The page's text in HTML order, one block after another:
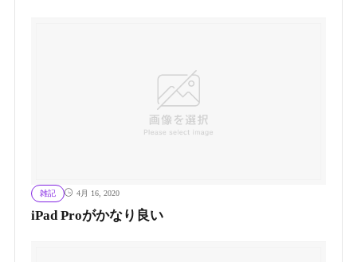
雑記 4月 16, 2020
iPad Proがかなり良い